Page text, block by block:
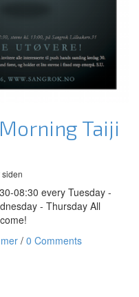
Taiji
siden
08:30 every Tuesday -
- Thursday All
/ 0 Comments